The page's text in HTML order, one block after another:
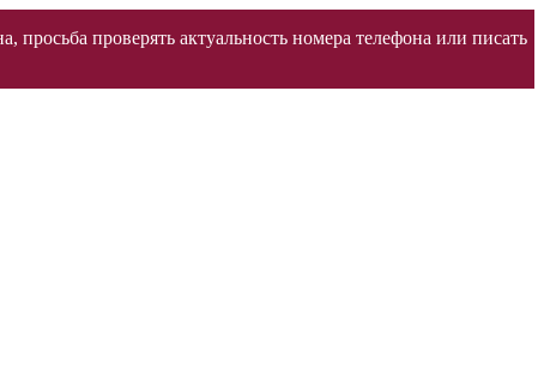
проверять актуальность номера телефона или писать